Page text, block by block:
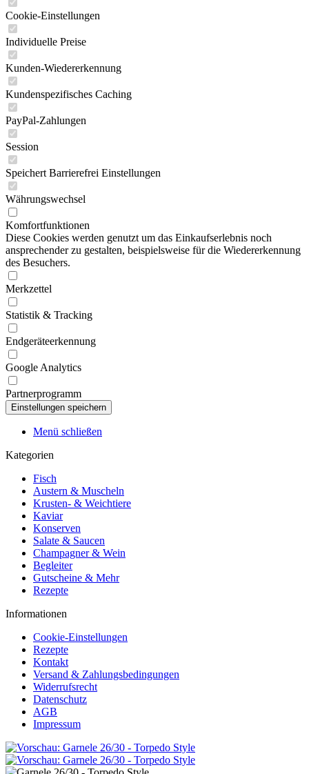
Cookie-Einstellungen
Individuelle Preise
Kunden-Wiedererkennung
Kundenspezifisches Caching
PayPal-Zahlungen
Session
Speichert Barrierefrei Einstellungen
Währungswechsel
Komfortfunktionen
Diese Cookies werden genutzt um das Einkaufserlebnis noch
ansprechender zu gestalten, beispielsweise für die Wiedererkennung
des Besuchers.
Merkzettel
Statistik & Tracking
Endgeräteerkennung
Google Analytics
Partnerprogramm
Menü schließen
Kategorien
Fisch
Austern & Muscheln
Krusten- & Weichtiere
Kaviar
Konserven
Salate & Saucen
Champagner & Wein
Begleiter
Gutscheine & Mehr
Rezepte
Informationen
Cookie-Einstellungen
Rezepte
Kontakt
Versand & Zahlungsbedingungen
Widerrufsrecht
Datenschutz
AGB
Impressum